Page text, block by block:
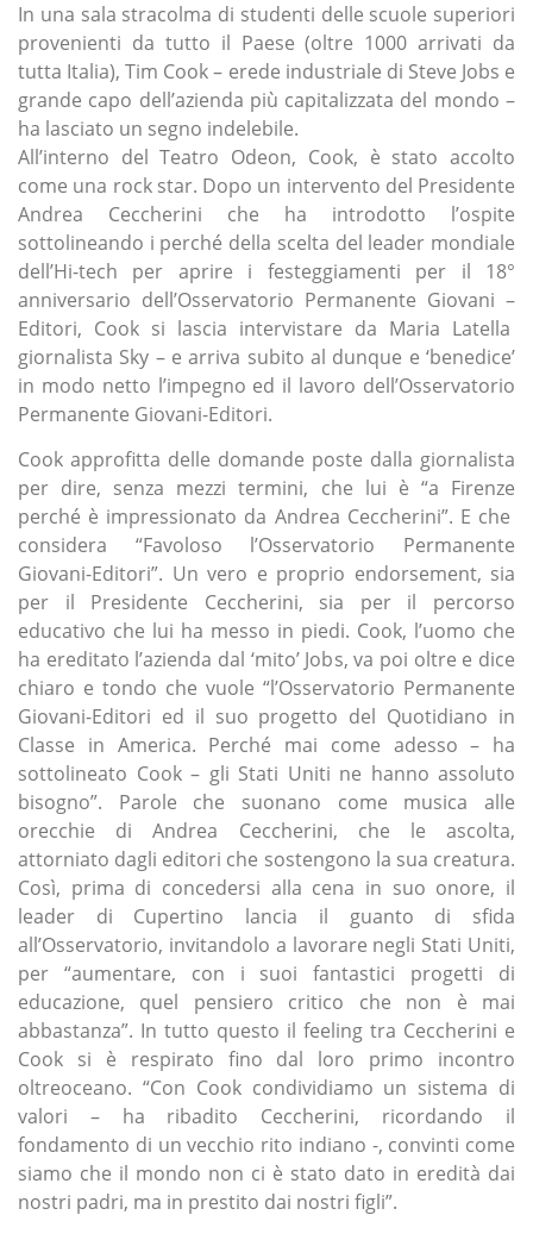
In una sala stracolma di studenti delle scuole superiori
provenienti da tutto il Paese (oltre 1000 arrivati da
tutta Italia), Tim Cook – erede industriale di Steve Jobs e
grande capo dell’azienda più capitalizzata del mondo –
ha lasciato un segno indelebile.
All’interno del Teatro Odeon, Cook, è stato accolto
come una rock star. Dopo un intervento del Presidente
Andrea Ceccherini che ha introdotto l’ospite
sottolineando i perché della scelta del leader mondiale
dell’Hi-tech per aprire i festeggiamenti per il 18°
anniversario dell’Osservatorio Permanente Giovani –
Editori, Cook si lascia intervistare da Maria Latella
giornalista Sky – e arriva subito al dunque e ‘benedice’
in modo netto l’impegno ed il lavoro dell’Osservatorio
Permanente Giovani-Editori.
Cook approfitta delle domande poste dalla giornalista
per dire, senza mezzi termini, che lui è “a Firenze
perché è impressionato da Andrea Ceccherini”. E che
considera “Favoloso l’Osservatorio Permanente
Giovani-Editori”. Un vero e proprio endorsement, sia
per il Presidente Ceccherini, sia per il percorso
educativo che lui ha messo in piedi. Cook, l’uomo che
ha ereditato l’azienda dal ‘mito’ Jobs, va poi oltre e dice
chiaro e tondo che vuole “l’Osservatorio Permanente
Giovani-Editori ed il suo progetto del Quotidiano in
Classe in America. Perché mai come adesso – ha
sottolineato Cook – gli Stati Uniti ne hanno assoluto
bisogno”. Parole che suonano come musica alle
orecchie di Andrea Ceccherini, che le ascolta,
attorniato dagli editori che sostengono la sua creatura.
Così, prima di concedersi alla cena in suo onore, il
leader di Cupertino lancia il guanto di sfida
all’Osservatorio, invitandolo a lavorare negli Stati Uniti,
per “aumentare, con i suoi fantastici progetti di
educazione, quel pensiero critico che non è mai
abbastanza”. In tutto questo il feeling tra Ceccherini e
Cook si è respirato fino dal loro primo incontro
oltreoceano. “Con Cook condividiamo un sistema di
valori – ha ribadito Ceccherini, ricordando il
fondamento di un vecchio rito indiano -, convinti come
siamo che il mondo non ci è stato dato in eredità dai
nostri padri, ma in prestito dai nostri figli”.